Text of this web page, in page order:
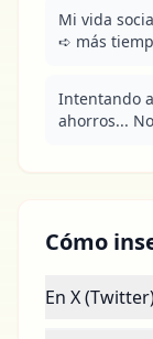
Mi vida
➪ más
Intentando
ahorros...
Cómo
En X